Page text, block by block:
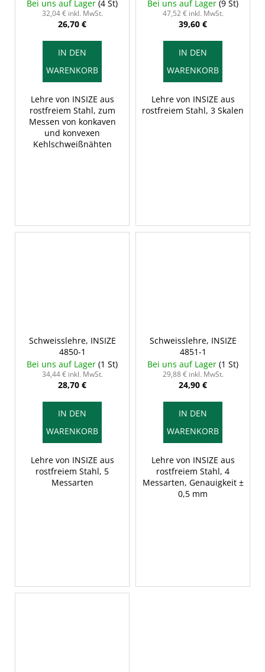
Bei uns auf Lager (4 St)
32,04 € inkl. MwSt.
26,70 €
IN DEN
WARENKORB
Lehre von INSIZE aus
rostfreiem Stahl, zum
Messen von konkaven
und konvexen
Kehlschweißnähten
Bei uns auf Lager (9 St)
47,52 € inkl. MwSt.
39,60 €
IN DEN
WARENKORB
Lehre von INSIZE aus
rostfreiem Stahl, 3 Skalen
Schweisslehre, INSIZE
4850-1
Bei uns auf Lager (1 St)
34,44 € inkl. MwSt.
28,70 €
IN DEN
WARENKORB
Lehre von INSIZE aus
rostfreiem Stahl, 5
Messarten
Schweisslehre, INSIZE
4851-1
Bei uns auf Lager (1 St)
29,88 € inkl. MwSt.
24,90 €
IN DEN
WARENKORB
Lehre von INSIZE aus
rostfreiem Stahl, 4
Messarten, Genauigkeit ±
0,5 mm